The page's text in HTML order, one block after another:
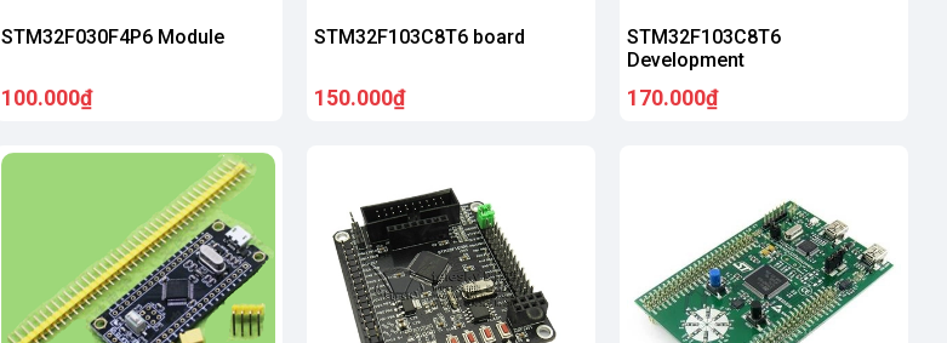
STM32F030F4P6 Module
100.000₫
STM32F103C8T6 board
150.000₫
STM32F103C8T6
Development
170.000₫